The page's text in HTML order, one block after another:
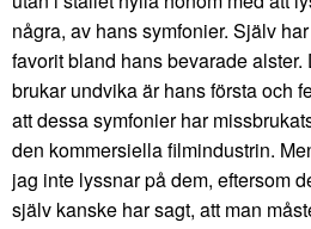
några, av hans symfonier. Själv
favorit bland hans bevarade
brukar undvika är hans första och
att dessa symfonier har
den kommersiella filmindustrin.
jag inte lyssnar på dem, eftersom
själv kanske har sagt, att man